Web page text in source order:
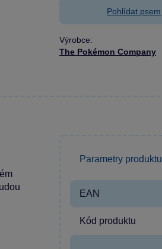
Pohlídat psem
Výrobce:
The Pokémon Company
Parametry produktu
EAN
Kód produktu